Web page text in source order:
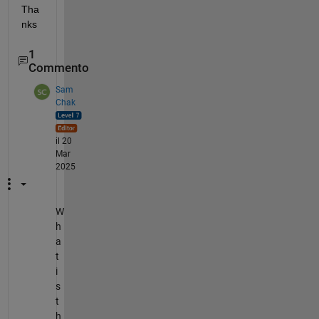
Tha
nks
1
Commento
Sam
Chak
il 20
Mar
2025
W
h
a
t
i
s
t
h